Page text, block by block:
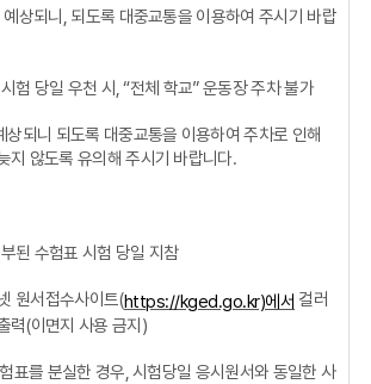
상되니, 되도록 대중교통을 이용하여 주시기 바랍
험 당일 우천 시, “전체 학교” 운동장 주차 불가
상되니 되도록 대중교통을 이용하여 주차로 인해
지 않도록 유의해 주시기 바랍니다.
된 수험표 시험 당일 지참
원서접수사이트(https://kged.go.kr)에서 컬러
력(이면지 사용 금지)
표를 분실한 경우, 시험당일 응시원서와 동일한 사